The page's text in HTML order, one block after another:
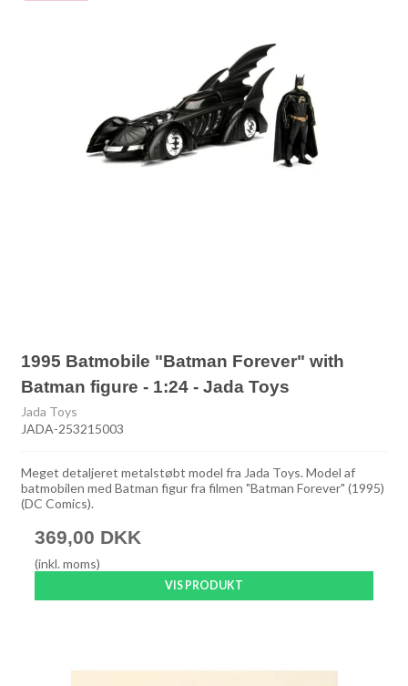
1995 Batmobile "Batman Forever" with
Batman figure - 1:24 - Jada Toys
Jada Toys
JADA-253215003
Meget detaljeret metalstøbt model fra Jada Toys. Model af
batmobilen med Batman figur fra filmen "Batman Forever" (1995)
(DC Comics).
369,00 DKK
(inkl. moms)
VIS PRODUKT